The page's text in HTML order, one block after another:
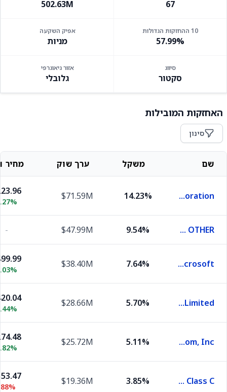
67
502.63M
10 ההחזקות הגדולות
57.99%
אפיק השקעה
מניות
סיווג
סקטור
אזור גיאוגרפי
גלובלי
האחזקות המובילות
סינון
שם משקל ערך שוק מחיר
Nvidia Corporation
14.23%
$71.59M
EQUITY OTHER
9.54%
$47.99M
-
Microsoft
7.64%
$38.40M
Taiwan Semiconductor Manufacturing Company Limited
5.70%
$28.66M
Amazon.Com, Inc.
5.11%
$25.72M
Alphabet Inc. Class C
3.85%
$19.36M